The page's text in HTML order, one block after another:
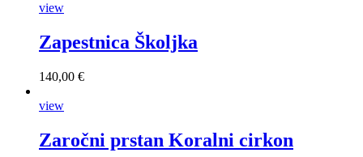
view
Zapestnica Školjka
140,00 €
view
Zaročni prstan Koralni cirkon